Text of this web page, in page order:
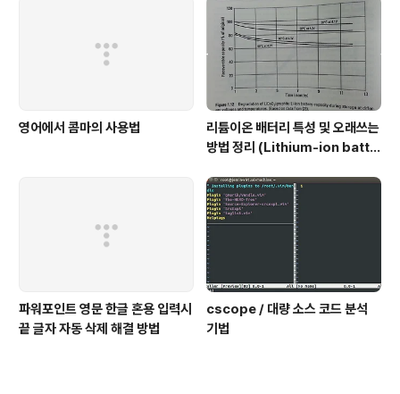
영어에서 콤마의 사용법
리튬이온 배터리 특성 및 오래쓰는
방법 정리 (Lithium-ion batte
파워포인트 영문 한글 혼용 입력시
끝 글자 자동 삭제 해결 방법
cscope / 대량 소스 코드 분석
기법